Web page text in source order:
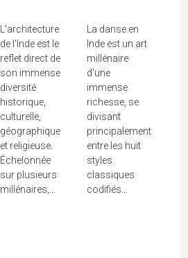
L'architecture
de l'Inde est le
reflet direct de
son immense
diversité
historique,
culturelle,
géographique
et religieuse.
Échelonnée
sur plusieurs
millénaires,...
La danse en
Inde est un art
millénaire
d'une
immense
richesse, se
divisant
principalement
entre les huit
styles
classiques
codifiés...